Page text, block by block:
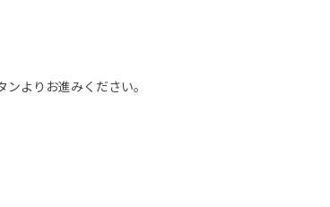
よりお進みください。